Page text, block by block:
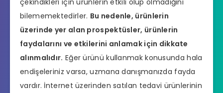
çekindikleri için ürünlerin etkili olup olmadığını
bilememektedirler. Bu nedenle, ürünlerin
üzerinde yer alan prospektüsler, ürünlerin
faydalarını ve etkilerini anlamak için dikkate
alınmalıdır. Eğer ürünü kullanmak konusunda hala
endişeleriniz varsa, uzmana danışmanızda fayda
vardır. İnternet üzerinden satılan tedavi ürünlerinin